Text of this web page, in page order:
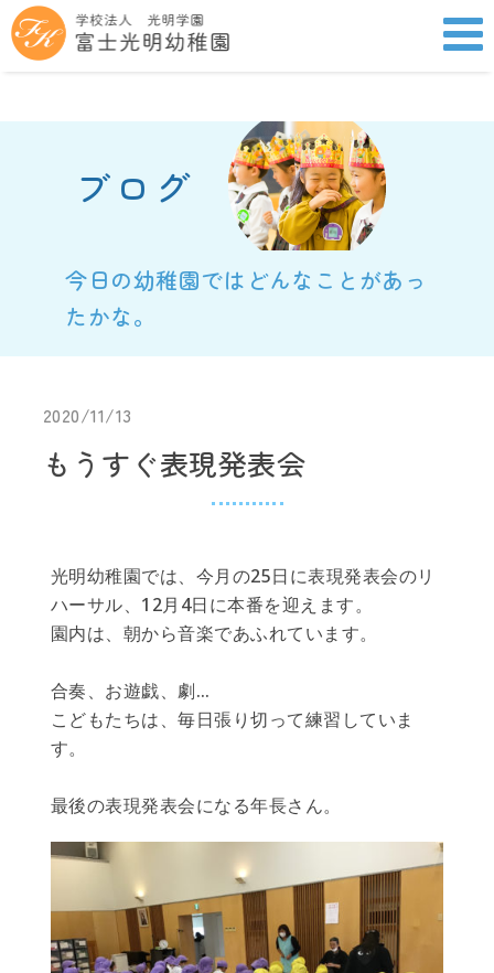
ブログ
今日の幼稚園ではどんなことがあっ
たかな。
2020/11/13
もうすぐ表現発表会
光明幼稚園では、今月の25日に表現発表会のリ
ハーサル、12月4日に本番を迎えます。
園内は、朝から音楽であふれています。
合奏、お遊戯、劇…
こどもたちは、毎日張り切って練習していま
す。
最後の表現発表会になる年長さん。